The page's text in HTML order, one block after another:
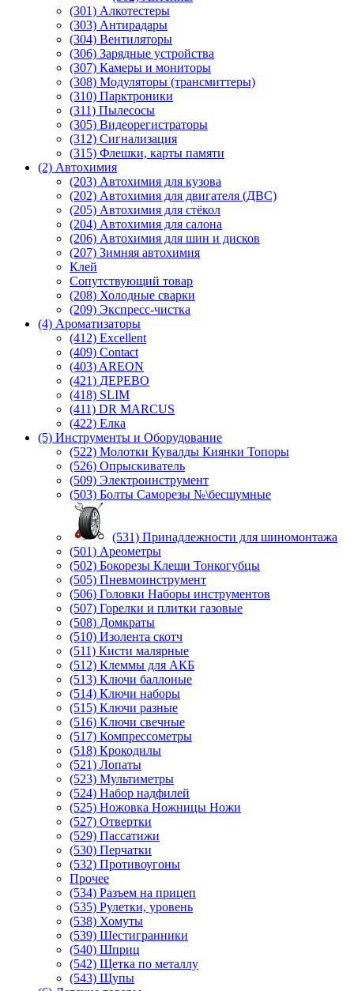
(301) Алкотестеры
(303) Антирадары
(304) Вентиляторы
(306) Зарядные устройства
(307) Камеры и мониторы
(308) Модуляторы (трансмиттеры)
(310) Парктроники
(311) Пылесосы
(305) Видеорегистраторы
(312) Сигнализация
(315) Флешки, карты памяти
(2) Автохимия
(203) Автохимия для кузова
(202) Автохимия для двигателя (ДВС)
(205) Автохимия для стёкол
(204) Автохимия для салона
(206) Автохимия для шин и дисков
(207) Зимняя автохимия
Клей
Сопутствующий товар
(208) Холодные сварки
(209) Экспреcс-чистка
(4) Ароматизаторы
(412) Excellent
(409) Contact
(403) AREON
(421) ДЕРЕВО
(418) SLIM
(411) DR MARCUS
(422) Елка
(5) Инструменты и Оборудование
(522) Молотки Кувалды Киянки Топоры
(526) Опрыскиватель
(509) Электроинструмент
(503) Болты Саморезы №\бесшумные
(531) Принадлежности для шиномонтажа
(501) Ареометры
(502) Бокорезы Клещи Тонкогубцы
(505) Пневмоинструмент
(506) Головки Наборы инструментов
(507) Горелки и плитки газовые
(508) Домкраты
(510) Изолента скотч
(511) Кисти малярные
(512) Клеммы для АКБ
(513) Ключи баллоные
(514) Ключи наборы
(515) Ключи разные
(516) Ключи свечные
(517) Компрессометры
(518) Крокодилы
(521) Лопаты
(523) Мультиметры
(524) Набор надфилей
(525) Ножовка Ножницы Ножи
(527) Отвертки
(529) Пассатижи
(530) Перчатки
(532) Противоугоны
Прочее
(534) Разъем на прицеп
(535) Рулетки, уровень
(538) Хомуты
(539) Шестигранники
(540) Шприц
(542) Щетка по металлу
(543) Щупы